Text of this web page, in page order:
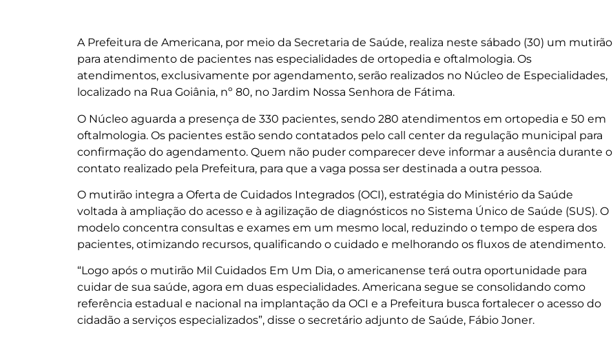
A Prefeitura de Americana, por meio da Secretaria de Saúde, realiza neste sábado (30) um mutirão
para atendimento de pacientes nas especialidades de ortopedia e oftalmologia. Os
atendimentos, exclusivamente por agendamento, serão realizados no Núcleo de Especialidades,
localizado na Rua Goiânia, nº 80, no Jardim Nossa Senhora de Fátima.
O Núcleo aguarda a presença de 330 pacientes, sendo 280 atendimentos em ortopedia e 50 em
oftalmologia. Os pacientes estão sendo contatados pelo call center da regulação municipal para
confirmação do agendamento. Quem não puder comparecer deve informar a ausência durante o
contato realizado pela Prefeitura, para que a vaga possa ser destinada a outra pessoa.
O mutirão integra a Oferta de Cuidados Integrados (OCI), estratégia do Ministério da Saúde
voltada à ampliação do acesso e à agilização de diagnósticos no Sistema Único de Saúde (SUS). O
modelo concentra consultas e exames em um mesmo local, reduzindo o tempo de espera dos
pacientes, otimizando recursos, qualificando o cuidado e melhorando os fluxos de atendimento.
“Logo após o mutirão Mil Cuidados Em Um Dia, o americanense terá outra oportunidade para
cuidar de sua saúde, agora em duas especialidades. Americana segue se consolidando como
referência estadual e nacional na implantação da OCI e a Prefeitura busca fortalecer o acesso do
cidadão a serviços especializados”, disse o secretário adjunto de Saúde, Fábio Joner.